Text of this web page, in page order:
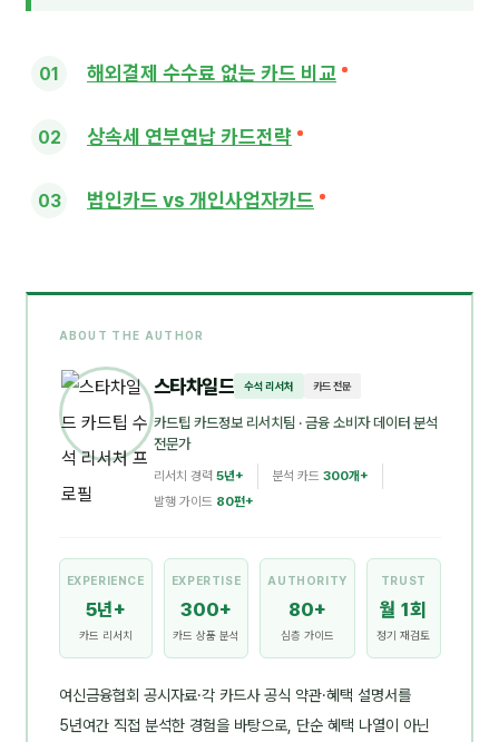
해외결제 수수료 없는 카드 비교
상속세 연부연납 카드전략
법인카드 vs 개인사업자카드
ABOUT THE AUTHOR
스타차일드 수석 리서처 카드 전문
카드팁 카드정보 리서치팀 · 금융 소비자 데이터 분석
전문가
리서치 경력 5년+ 분석 카드 300개+
발행 가이드 80편+
EXPERIENCE
5년+
카드 리서치
EXPERTISE
300+
카드 상품 분석
AUTHORITY
80+
심층 가이드
TRUST
월 1회
정기 재검토
여신금융협회 공시자료·각 카드사 공식 약관·혜택 설명서를
5년여간 직접 분석한 경험을 바탕으로, 단순 혜택 나열이 아닌